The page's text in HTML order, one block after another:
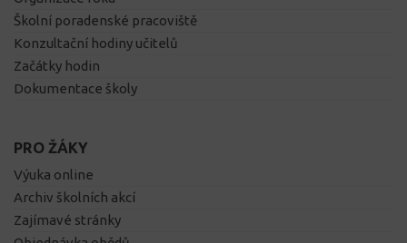
Školní poradenské pracoviště
Konzultační hodiny učitelů
Začátky hodin
Dokumentace školy
PRO ŽÁKY
Výuka online
Archiv školních akcí
Zajímavé stránky